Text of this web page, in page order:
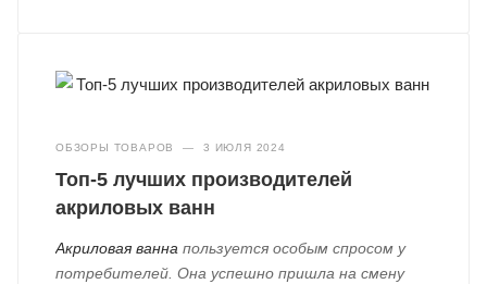
ОБЗОРЫ ТОВАРОВ — 3 ИЮЛЯ 2024
Топ-5 лучших производителей
акриловых ванн
Акриловая ванна пользуется особым спросом у
потребителей. Она успешно пришла на смену